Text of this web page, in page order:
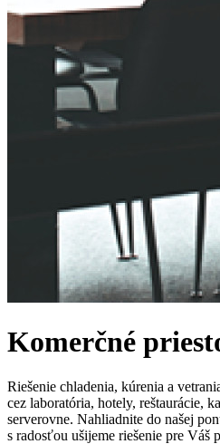
Komerčné
Riešenie chladenia, kúrenia a
cez laboratória, hotely, reštaurácie,
serverovne. Nahliadnite do našej
s radosťou ušijeme riešenie pre Váš